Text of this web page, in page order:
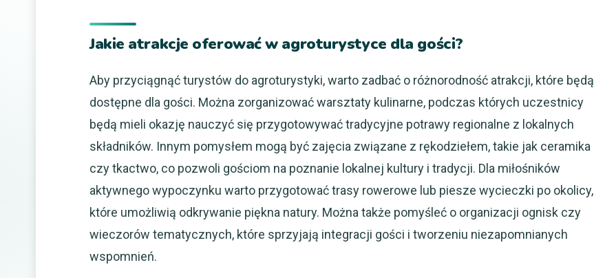
Jakie atrakcje oferować w agroturystyce dla gości?
Aby przyciągnąć turystów do agroturystyki, warto zadbać o różnorodność atrakcji, które będą
dostępne dla gości. Można zorganizować warsztaty kulinarne, podczas których uczestnicy
będą mieli okazję nauczyć się przygotowywać tradycyjne potrawy regionalne z lokalnych
składników. Innym pomysłem mogą być zajęcia związane z rękodziełem, takie jak ceramika
czy tkactwo, co pozwoli gościom na poznanie lokalnej kultury i tradycji. Dla miłośników
aktywnego wypoczynku warto przygotować trasy rowerowe lub piesze wycieczki po okolicy,
które umożliwią odkrywanie piękna natury. Można także pomyśleć o organizacji ognisk czy
wieczorów tematycznych, które sprzyjają integracji gości i tworzeniu niezapomnianych
wspomnień.